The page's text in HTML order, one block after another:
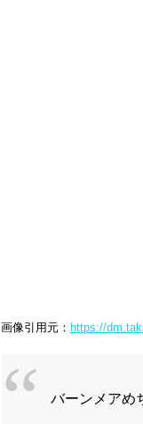
画像引用元： https://
バーンメアめ